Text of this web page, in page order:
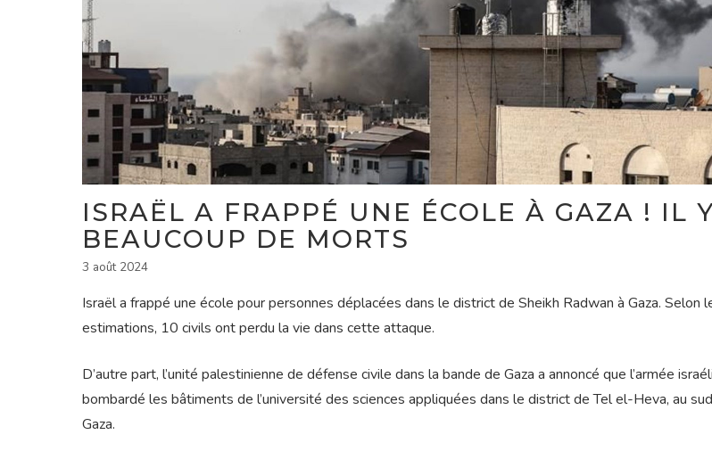
ISRAËL A FRAPPÉ UNE ÉCOLE À GAZA ! IL
BEAUCOUP DE MORTS
3 août 2024
Israël a frappé une école pour personnes déplacées dans le district de Sheikh Radwan à Gaza. Selon
estimations, 10 civils ont perdu la vie dans cette attaque.
D’autre part, l’unité palestinienne de défense civile dans la bande de Gaza a annoncé que l’armée
bombardé les bâtiments de l’université des sciences appliquées dans le district de Tel el-Heva, au
Gaza.